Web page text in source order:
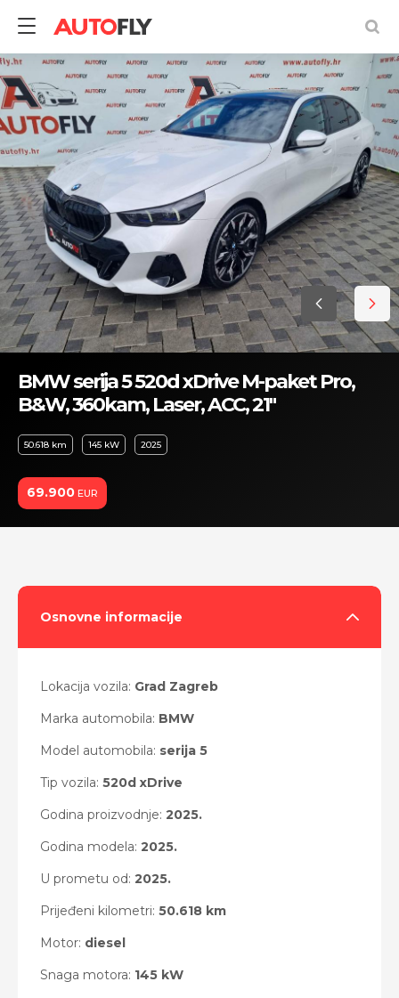
BMW serija 5 520d xDrive M-paket Pro,
B&W, 360kam, Laser, ACC, 21"
50.618 km 145 kW 2025
69.900 EUR
Osnovne informacije
Lokacija vozila: Grad Zagreb
Marka automobila: BMW
Model automobila: serija 5
Tip vozila: 520d xDrive
Godina proizvodnje: 2025.
Godina modela: 2025.
U prometu od: 2025.
Prijeđeni kilometri: 50.618 km
Motor: diesel
Snaga motora: 145 kW